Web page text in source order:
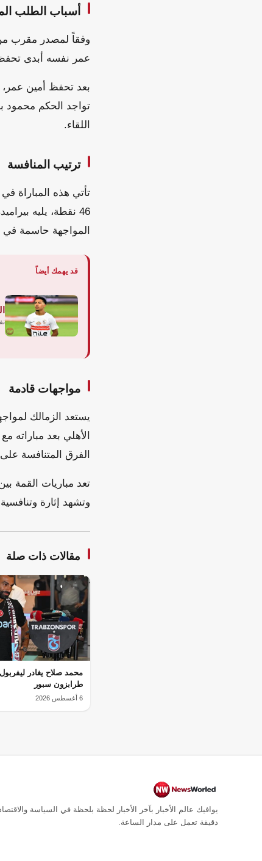
أسباب الطلب
وفقاً لمصدر مقرب من
عمر نفسه أبدى
بعد تحفظ أمين عمر،
تواجد الحكم محمود
اللقاء.
ترتيب المنافسة
تأتي هذه المباراة
المواجهة حاسمة
قد يهمك أيضاً
مواجهات قادمة
الأهلي بعد مباراته
الفرق المتنافسة
تعد مباريات القمة
وتشهد إثارة
مقالات ذات صلة
محمد صلاح يغادر
طرابزون سبور
6 أغسطس 2026
يوافيك عالم الأخبار بآخر الأخبار لحظة بلحظة في السياسة
دقيقة تعمل على مدار الساعة.